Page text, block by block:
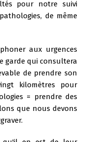
pour notre suivi
de même
aux urgences
garde qui consultera
de prendre son
kilomètres pour
= prendre des
que nous devons